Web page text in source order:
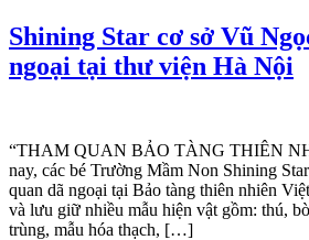
Shining Star cơ sở Vũ
ngoại tại thư viện Hà Nội
“THAM QUAN BẢO TÀNG THIÊN
nay, các bé Trường Mầm Non Shining
quan dã ngoại tại Bảo tàng thiên nhiên
và lưu giữ nhiều mẫu hiện vật gồm: thú,
trùng, mẫu hóa thạch, […]